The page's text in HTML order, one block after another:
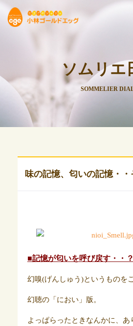
ソムリエ
SOMMELIER
味の記憶、匂いの記憶・・
■記憶が匂いを呼び戻す・・？
幻嗅(げんしゅう)というものを
幻聴の「におい」版。
よっぱらったときなんかに、あ